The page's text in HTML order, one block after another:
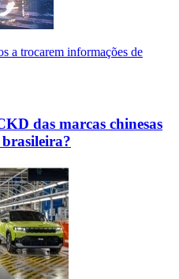
a trocarem informações de
das marcas chinesas